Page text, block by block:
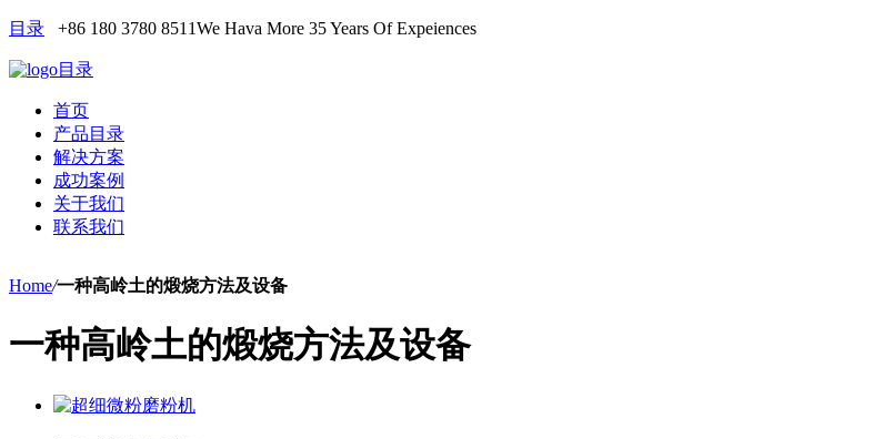
目录 +86 180 3780 8511We Hava More 35 Years Of Expeiences
目录
首页
产品目录
解决方案
成功案例
关于我们
联系我们
Home/一种高岭土的煅烧方法及设备
一种高岭土的煅烧方法及设备